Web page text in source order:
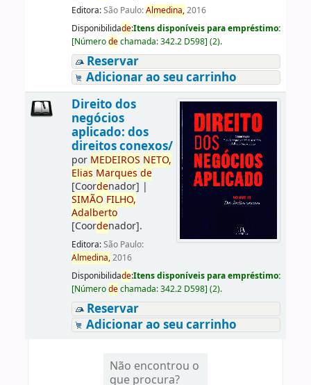
Editora:São Paulo:Almedina,2016
Disponibilidade:Itens disponíveis para empréstimo:
[Númerodechamada:342.2 D598] (2).
Reservar
Adicionar ao seu carrinho
Direito dos
negócios
aplicado: dos
direitos conexos/
por MEDEIROS NETO,
Elias Marques de
[Coordenador] |
SIMÃO FILHO,
Adalberto
[Coordenador].
Editora:São Paulo:
Almedina,2016
Disponibilidade:Itens disponíveis para empréstimo:
[Númerodechamada:342.2 D598] (2).
Reservar
Adicionar ao seu carrinho
Não encontrou o
que procura?